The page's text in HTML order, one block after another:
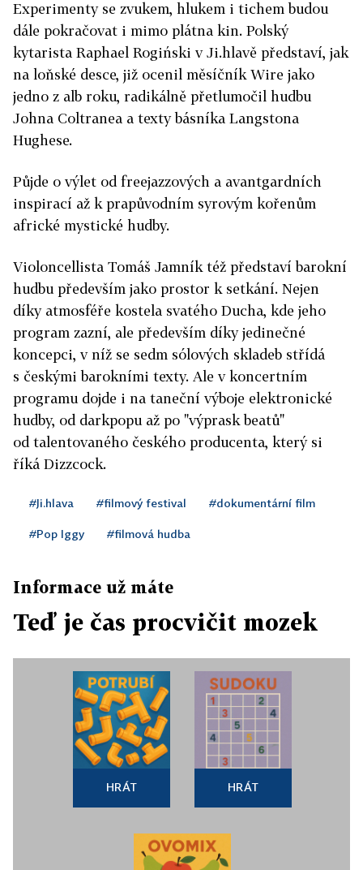
Experimenty se zvukem, hlukem i tichem budou
dále pokračovat i mimo plátna kin. Polský
kytarista Raphael Rogiński v Ji.hlavě představí, jak
na loňské desce, již ocenil měsíčník Wire jako
jedno z alb roku, radikálně přetlumočil hudbu
Johna Coltranea a texty básníka Langstona
Hughese.
Půjde o výlet od freejazzových a avantgardních
inspirací až k prapůvodním syrovým kořenům
africké mystické hudby.
Violoncellista Tomáš Jamník též představí barokní
hudbu především jako prostor k setkání. Nejen
díky atmosféře kostela svatého Ducha, kde jeho
program zazní, ale především díky jedinečné
koncepci, v níž se sedm sólových skladeb střídá
s českými barokními texty. Ale v koncertním
programu dojde i na taneční výboje elektronické
hudby, od darkpopu až po "výprask beatů"
od talentovaného českého producenta, který si
říká Dizzcock.
#Ji.hlava #filmový festival #dokumentární film
#Pop Iggy #filmová hudba
Informace už máte
Teď je čas procvičit mozek
HRÁT HRÁT